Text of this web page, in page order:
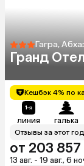
Гагра,
Гранд
Кешбэк 4% по
линия галька
Отзывы за этот год
от 203
13 авг. - 19 авг., 6